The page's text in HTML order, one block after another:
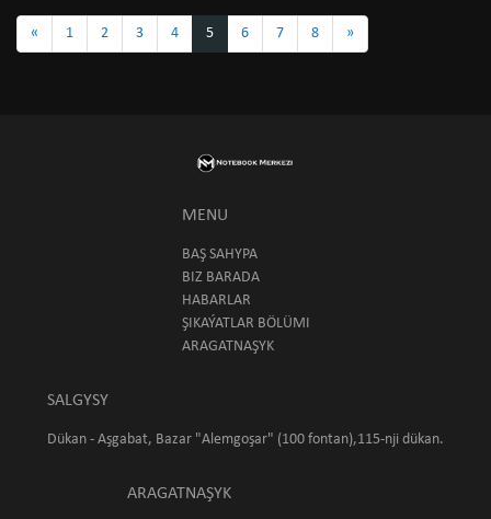
« 1 2 3 4 5 6 7 8 »
MENU
BAŞ SAHYPA
BIZ BARADA
HABARLAR
ŞIKAÝATLAR BÖLÜMI
ARAGATNAŞYK
SALGYSY
Dükan - Aşgabat, Bazar "Alemgoşar" (100 fontan),115-nji dükan.
ARAGATNAŞYK